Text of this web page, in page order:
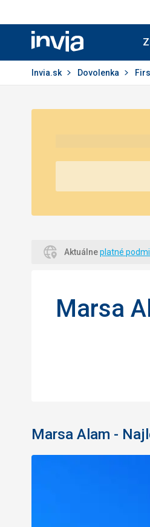
Invia.sk
Invia.sk Dovolenka
Aktuálneplatné
Marsa
Marsa Alam -